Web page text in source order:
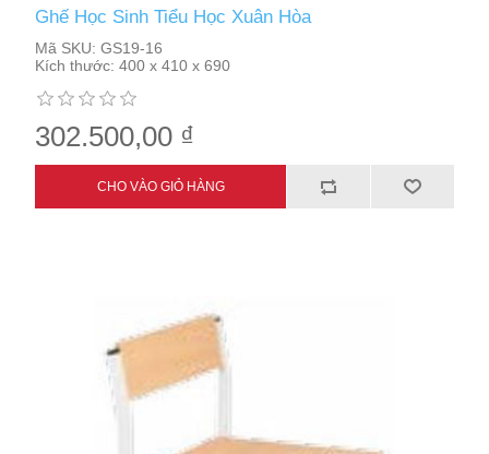
Ghế Học Sinh Tiểu Học Xuân Hòa
Mã SKU: GS19-16
Kích thước: 400 x 410 x 690
302.500,00 ₫